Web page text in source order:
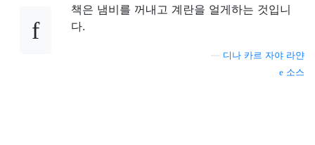
책은 냄비를 꺼내고 계란을 얼게하는 것입니
다.
디나 카르 자야 라얀
소스